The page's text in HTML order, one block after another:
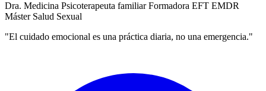
Dra. Medicina Psicoterapeuta familiar Formadora EFT EMDR
Máster Salud Sexual
"El cuidado emocional es una práctica diaria, no una emergencia."